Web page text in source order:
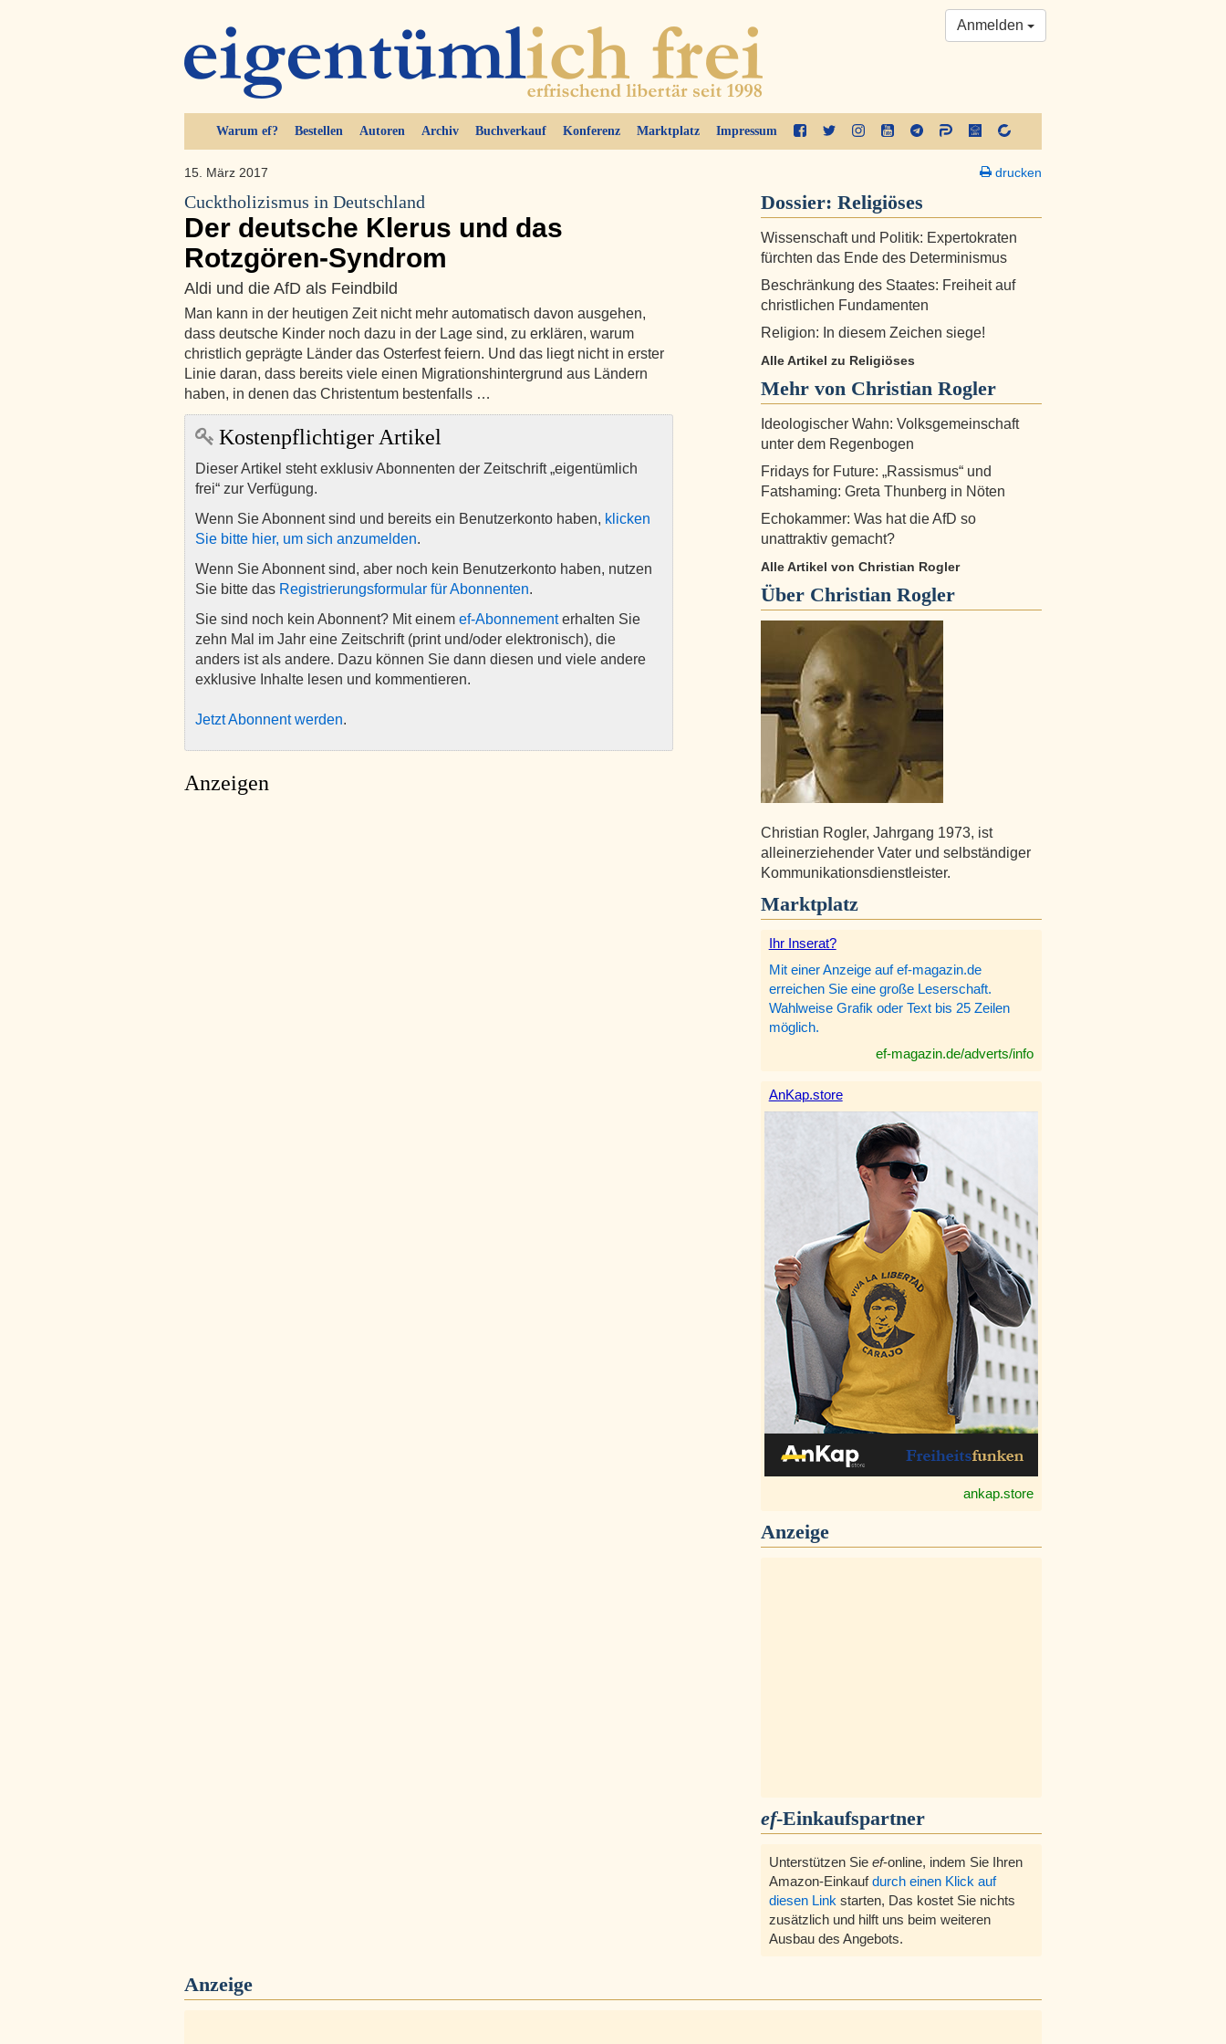
Warum ef? Bestellen Autoren Archiv Buchverkauf Konferenz Marktplatz Impressum
Anmelden
15. März 2017
Cucktholizismus in Deutschland
Der deutsche Klerus und das
Rotzgören-Syndrom
Aldi und die AfD als Feindbild
Man kann in der heutigen Zeit nicht mehr automatisch davon ausgehen,
dass deutsche Kinder noch dazu in der Lage sind, zu erklären, warum
christlich geprägte Länder das Osterfest feiern. Und das liegt nicht in erster
Linie daran, dass bereits viele einen Migrationshintergrund aus Ländern
haben, in denen das Christentum bestenfalls …
Kostenpflichtiger Artikel
Dieser Artikel steht exklusiv Abonnenten der Zeitschrift „eigentümlich
frei“ zur Verfügung.
Wenn Sie Abonnent sind und bereits ein Benutzerkonto haben, klicken
Sie bitte hier, um sich anzumelden.
Wenn Sie Abonnent sind, aber noch kein Benutzerkonto haben, nutzen
Sie bitte das Registrierungsformular für Abonnenten.
Sie sind noch kein Abonnent? Mit einem ef-Abonnementerhalten Sie
zehn Mal im Jahr eine Zeitschrift (print und/oder elektronisch), die
anders ist als andere. Dazu können Sie dann diesen und viele andere
exklusive Inhalte lesen und kommentieren.
Jetzt Abonnent werden.
Anzeigen
drucken
Dossier: Religiöses
Wissenschaft und Politik: Expertokraten
fürchten das Ende des Determinismus
Beschränkung des Staates: Freiheit auf
christlichen Fundamenten
Religion: In diesem Zeichen siege!
Alle Artikel zu Religiöses
Mehr von Christian Rogler
Ideologischer Wahn: Volksgemeinschaft
unter dem Regenbogen
Fridays for Future: „Rassismus“ und
Fatshaming: Greta Thunberg in Nöten
Echokammer: Was hat die AfD so
unattraktiv gemacht?
Alle Artikel von Christian Rogler
Über Christian Rogler
Christian Rogler, Jahrgang 1973, ist
alleinerziehender Vater und selbständiger
Kommunikationsdienstleister.
Marktplatz
Ihr Inserat?
Mit einer Anzeige auf ef-magazin.de
erreichen Sie eine große Leserschaft.
Wahlweise Grafik oder Text bis 25 Zeilen
möglich.
ef-magazin.de/adverts/info
AnKap.store
ankap.store
Anzeige
ef-Einkaufspartner
Unterstützen Sie ef-online, indem Sie Ihren
Amazon-Einkaufdurch einen Klick auf
diesen Link starten, Das kostet Sie nichts
zusätzlich und hilft uns beim weiteren
Ausbau des Angebots.
Anzeige